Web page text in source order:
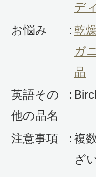
すべて
このコス
CT会員様
デ
お悩み
: 乾
ガ
品
英語その
他の品名
:
注意事項 : 複
ざ